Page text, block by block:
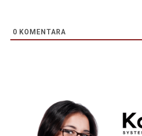
0 KOMENTARA